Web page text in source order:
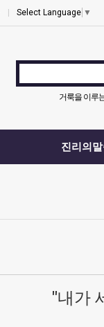
Select Language ▼
거룩을 이루
진리의
"내가